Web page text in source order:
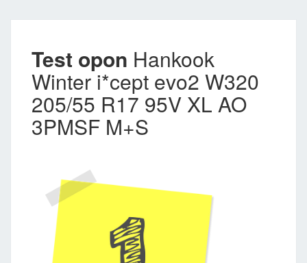
Test opon Hankook
Winter i*cept evo2 W320
205/55 R17 95V XL AO
3PMSF M+S